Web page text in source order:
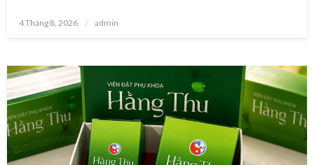
Posted
4 Tháng 8, 2026 admin